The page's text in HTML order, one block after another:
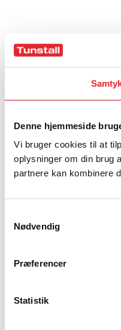
Denne hjemmeside
Vi bruger cookies til at
oplysninger om din brug
partnere kan kombinere
Nødvendig
Præferencer
Statistik